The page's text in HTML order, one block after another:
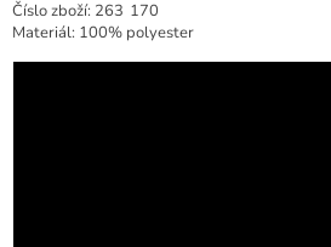
Číslo zboží: 263 170
Materiál: 100% polyester